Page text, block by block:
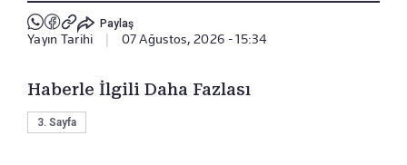
Paylaş
Yayın Tarihi 07 Ağustos, 2026 - 15:34
Haberle İlgili Daha Fazlası
3. Sayfa